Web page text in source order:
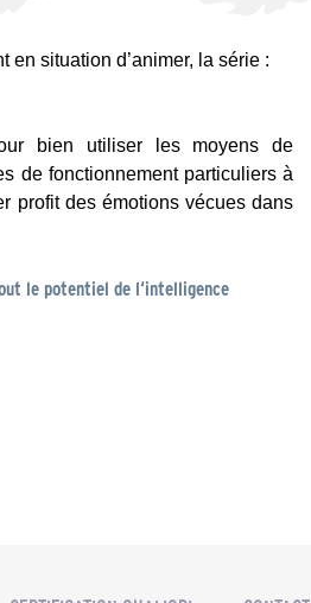
en situation d’animer, la série :
bien utiliser les moyens de
de fonctionnement particuliers à
profit des émotions vécues dans
le potentiel de l‘intelligence